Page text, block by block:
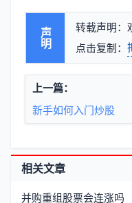
声明
转载声明：
点击复制：
上一篇：
新手如何入门炒股
相关文章
并购重组股票会连涨吗